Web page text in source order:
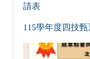
請表
115學年度四技